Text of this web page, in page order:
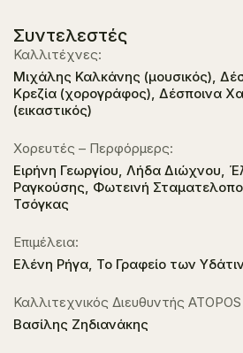
Συντελεστές
Καλλιτέχνες:
Μιχάλης Καλκάνης (μουσικός),
Κρεζία (χορογράφος), Δέσποινα
(εικαστικός)
Χορευτές – Περφόρμερς:
Ειρήνη Γεωργίου, Λήδα Διώχνου,
Ραγκούσης, Φωτεινή
Τσόγκας
Επιμέλεια:
Ελένη Ρήγα, Το Γραφείο των
Καλλιτεχνικός Διευθυντής
Βασίλης Ζηδιανάκης